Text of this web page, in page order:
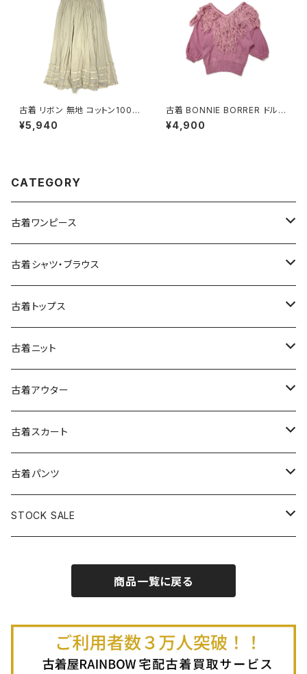
古着 リボン 無地 コットン100％
ロング丈 スカート ベージュ (ba
2607019)
¥5,940
古着 BONNIE BORRER ドルマ
ンスリーブ フリンジ 無地 シルク
長袖 ニット セーター ピンク (ttu
¥4,900
CATEGORY
古着ワンピース
古着長袖ワンピース
古着半袖ワンピース
古着ノースリーブワンピース
古着キャミソールワンピース
古着ベアトップワンピース
古着オールインワン
古着オーバーオール
古着シャツ・ブラウス
古着長袖シャツ・ブラウス
古着半袖シャツ・ブラウス
古着ノースリーブシャツ・ブラウス
古着トップス
古着スウェット&パーカー
古着スウェット
古着パーカー
古着プルオーバー
古着長袖プルオーバー
古着半袖プルオーバー
古着Ｔシャツ
古着長袖Ｔシャツ
古着半袖Ｔシャツ
古着ベスト
古着キャミソール
古着ポロシャツ
古着長袖ポロシャツ
古着スウェット
古着ニット
古着セーター
古着カーディガン
古着半袖ニット
古着ニットアウター
古着アウター
古着ライトジャケット
古着ライトコート
古着ヘビージャケット
古着羽織り
古着スカート
古着ロング丈スカート (丈76cm-)
古着膝丈スカート (丈56-75cm)
古着ミニ丈スカート (丈56-75cm)
古着パンツ
古着ロング丈パンツ
STOCK SALE
Autumn / Winter
商品一覧に戻る